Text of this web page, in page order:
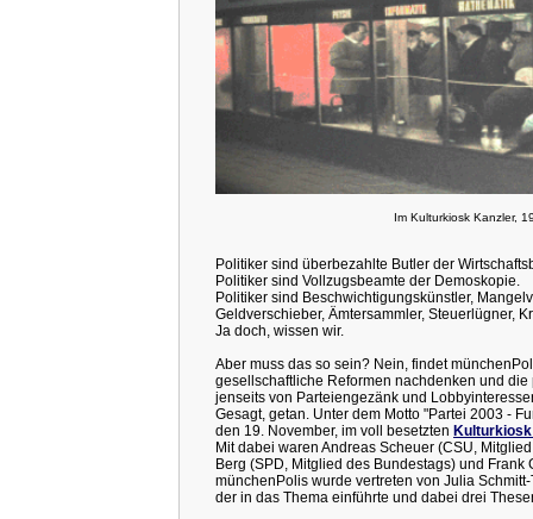
Im Kulturkiosk Kanzler,
Politiker sind überbezahlte Butler der
Politiker sind Vollzugsbeamte der Demoskopie.
Politiker sind Beschwichtigungskünstler,
Geldverschieber, Ämtersammler, Steuerlügner,
Ja doch, wissen wir.
Aber muss das so sein? Nein, findet
gesellschaftliche Reformen nachdenken und
jenseits von Parteiengezänk und
Gesagt, getan. Unter dem Motto "Partei 2003 -
den 19. November, im voll besetzten
Mit dabei waren Andreas Scheuer (CSU,
Berg (SPD, Mitglied des Bundestags) und
münchenPolis wurde vertreten von Julia
der in das Thema einführte und dabei drei